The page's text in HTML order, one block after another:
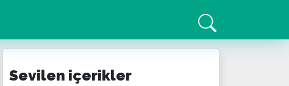
Sevilen içerikler